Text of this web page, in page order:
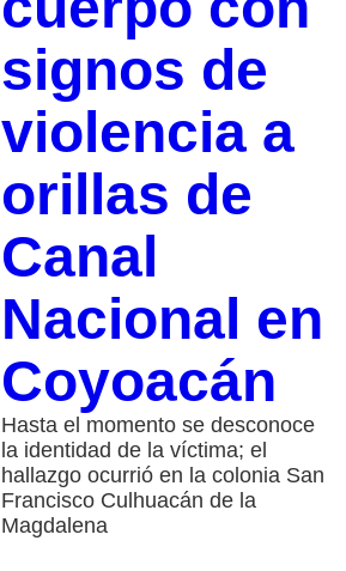
signos de
violencia a
orillas de
Canal
Nacional en
Coyoacán
Hasta el momento se desconoce
la identidad de la víctima; el
hallazgo ocurrió en la colonia San
Francisco Culhuacán de la
Magdalena